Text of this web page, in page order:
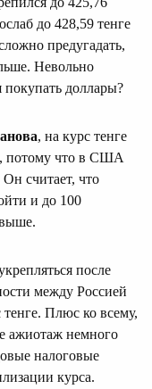
до 428,59 тенге
предугадать,
Невольно
доллары?
, на курс тенге
потому что в США
Он считает, что
и до 100
выше.
после
между Россией
Плюс ко всему,
ажиотаж немного
налоговые
курса.